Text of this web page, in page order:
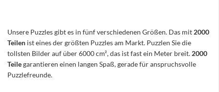
Unsere Puzzles gibt es in fünf verschiedenen Größen. Das mit 2000
Teilen ist eines der größten Puzzles am Markt. Puzzlen Sie die
tollsten Bilder auf über 6000 cm², das ist fast ein Meter breit. 2000
Teilegarantieren einen langen Spaß, gerade für anspruchsvolle
Puzzlefreunde.